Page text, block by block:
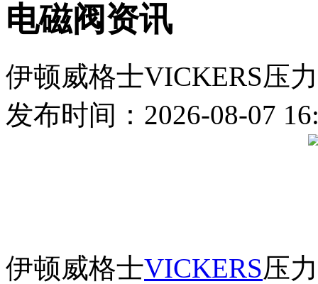
电磁阀资讯
伊顿威格士VICKERS压
发布时间：2026-08-07
伊顿威格士VICKERS压